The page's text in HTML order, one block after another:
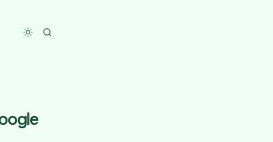
Toggle dark mode